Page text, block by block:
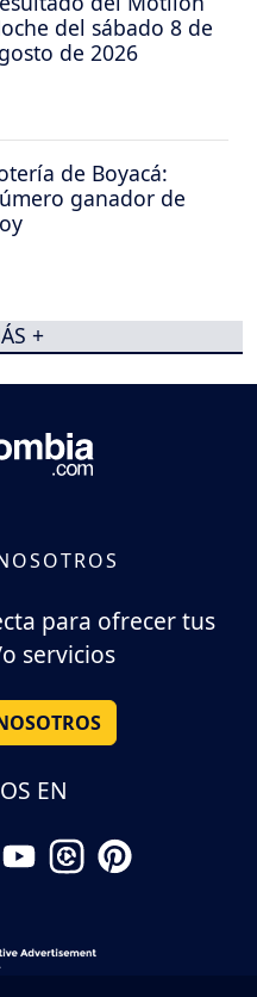
del sábado 8 de
de 2026
de Boyacá:
ganador de
+
para ofrecer tus
servicios
EN